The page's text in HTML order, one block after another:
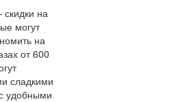
на
могут
на
от 600
сладкими
удобными